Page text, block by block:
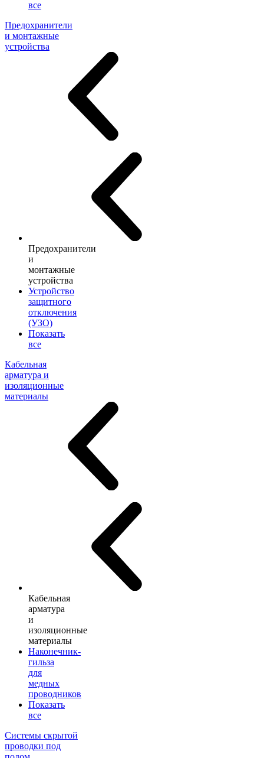
все
Предохранители
и монтажные
устройства
Предохранители
и
монтажные
устройства
Устройство
защитного
отключения
(УЗО)
Показать
все
Кабельная
арматура и
изоляционные
материалы
Кабельная
арматура
и
изоляционные
материалы
Наконечник-
гильза
для
медных
проводников
Показать
все
Системы скрытой
проводки под